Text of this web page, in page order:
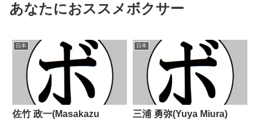
あなたにおススメボクサー
日本
佐竹 政一(Masakazu
日本
三浦 勇弥(Yuya Miura)